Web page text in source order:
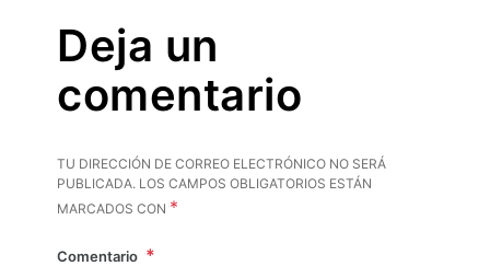
Deja un
comentario
TU DIRECCIÓN DE CORREO ELECTRÓNICO NO SERÁ
PUBLICADA. LOS CAMPOS OBLIGATORIOS ESTÁN
MARCADOS CON *
Comentario